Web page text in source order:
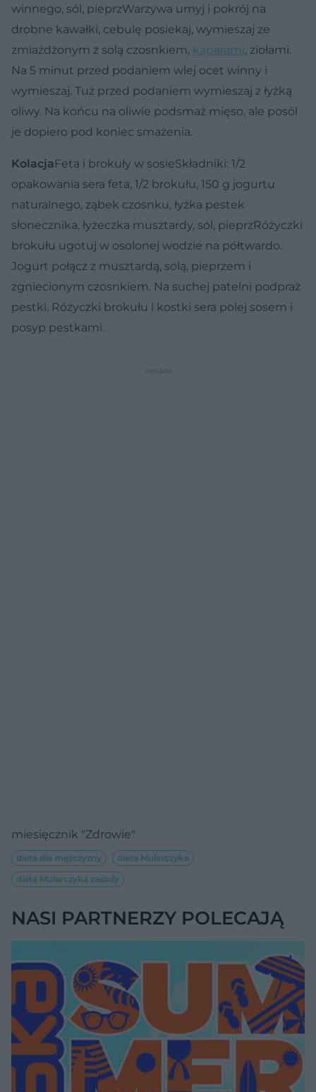
winnego, sól, pieprzWarzywa umyj i pokrój na
drobne kawałki, cebulę posiekaj, wymieszaj ze
zmiażdżonym z solą czosnkiem, kaparami, ziołami.
Na 5 minut przed podaniem wlej ocet winny i
wymieszaj. Tuż przed podaniem wymieszaj z łyżką
oliwy. Na końcu na oliwie podsmaż mięso, ale posól
je dopiero pod koniec smażenia.
KolacjaFeta i brokuły w sosieSkładniki: 1/2
opakowania sera feta, 1/2 brokułu, 150 g jogurtu
naturalnego, ząbek czosnku, łyżka pestek
słonecznika, łyżeczka musztardy, sól, pieprzRóżyczki
brokułu ugotuj w osolonej wodzie na półtwardo.
Jogurt połącz z musztardą, solą, pieprzem i
zgniecionym czosnkiem. Na suchej patelni podpraż
pestki. Różyczki brokułu i kostki sera polej sosem i
posyp pestkami.
miesięcznik "Zdrowie"
dieta dla mężczyzny
dieta Mularczyka
dieta Mularczyka zasady
NASI PARTNERZY POLECAJĄ